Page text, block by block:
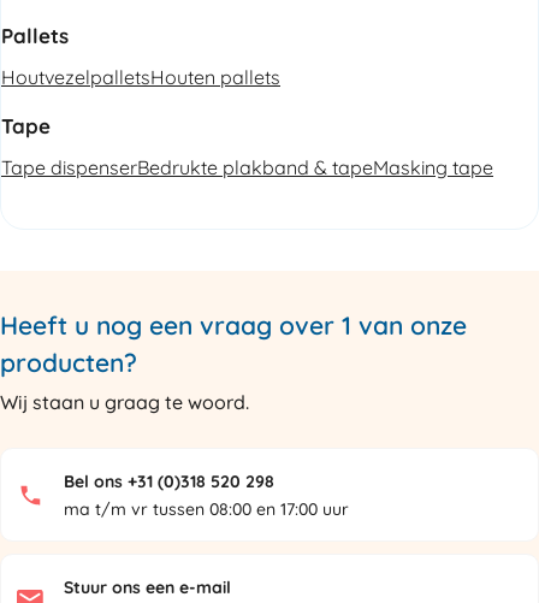
Pallets
HoutvezelpalletsHouten pallets
Tape
Tape dispenserBedrukte plakband & tapeMasking tape
Heeft u nog een vraag over 1 van onze
producten?
Wij staan u graag te woord.
Bel ons +31 (0)318 520 298
ma t/m vr tussen 08:00 en 17:00 uur
Stuur ons een e-mail